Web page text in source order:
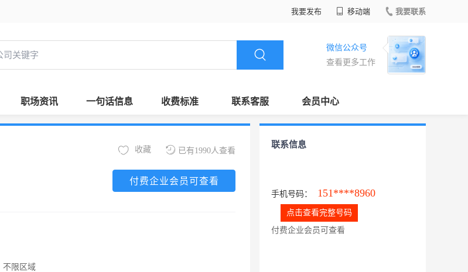
我要发布 移动端 我要联系
微信公众号
查看更多工作
职场资讯 一句话信息 收费标准 联系客服 会员中心
已有1990人查看
收藏
付费企业会员可查看
不限区域
联系信息
手机号码： 151****8960
点击查看完整号码
付费企业会员可查看